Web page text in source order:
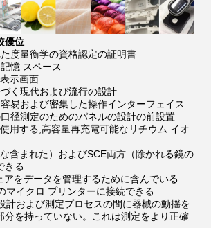
優位
度量衡学の資格認定の証明書
憶 スペース
示画面
く現代および流行の設計
易および密集した操作インターフェイス
径測定のためのパネルの設計の前設置
用する;高容量再充電可能なリチウム イオ
含まれた）およびSCE両方（除かれる鏡の
きる
アをデータを管理するために含んでいる
マイクロ プリンターに接続できる
計および測定プロセスの間に器械の動揺を
分を持っていない。これは測定をより正確